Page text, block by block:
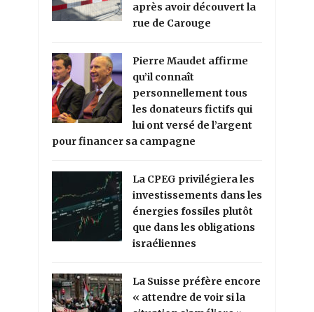
après avoir découvert la
rue de Carouge
Pierre Maudet affirme
qu’il connaît
personnellement tous
les donateurs fictifs qui
lui ont versé de l’argent
pour financer sa campagne
La CPEG privilégiera les
investissements dans les
énergies fossiles plutôt
que dans les obligations
israéliennes
La Suisse préfère encore
« attendre de voir si la